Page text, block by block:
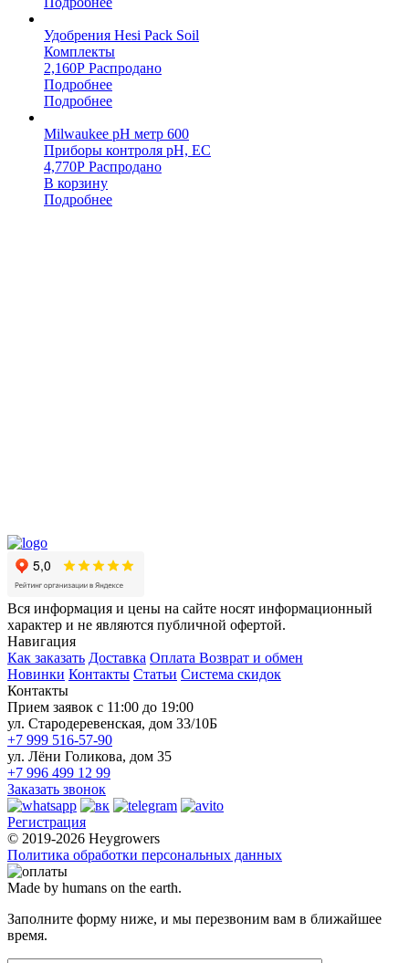
Удобрения Hesi Pack Soil
Комплекты
2,160Р Распродано
Подробнее
Подробнее
Milwaukee pH метр 600
Приборы контроля pH, EC
4,770Р Распродано
В корзину
Подробнее
Вся информация и цены на сайте носят информационный
характер и не являются публичной офертой.
Навигация
Как заказать Доставка Оплата Возврат и обмен
Новинки Контакты Статьи Система скидок
Контакты
Прием заявок с 11:00 до 19:00
ул. Стародеревенская, дом 33/10Б
+7 999 516-57-90
ул. Лёни Голикова, дом 35
+7 996 499 12 99
Заказать звонок
Регистрация
© 2019-2026 Heygrowers
Политика обработки персональных данных
Made by humans on the earth.
Заполните форму ниже, и мы перезвоним вам в ближайшее
время.